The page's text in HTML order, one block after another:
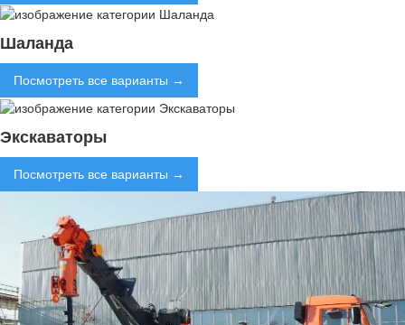
Шаланда
Посмотреть все варианты →
Экскаваторы
Посмотреть все варианты →